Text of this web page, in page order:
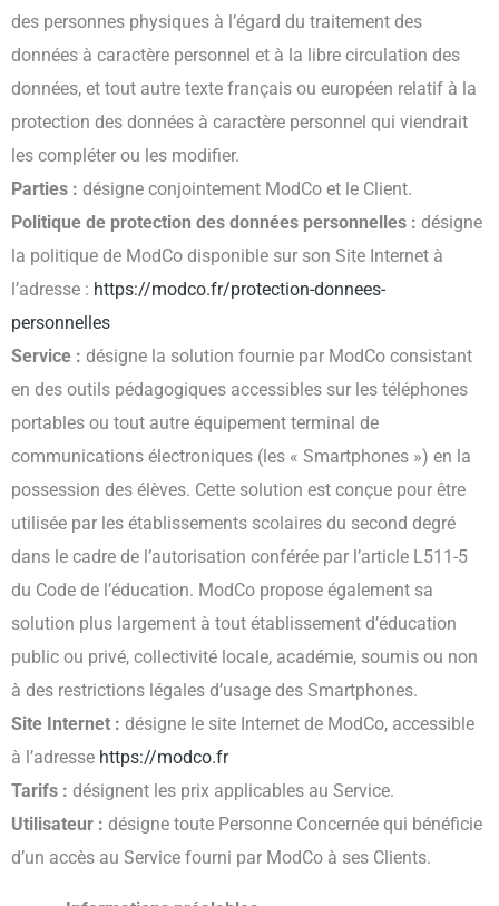
des personnes physiques à l’égard du traitement des
données à caractère personnel et à la libre circulation des
données, et tout autre texte français ou européen relatif à la
protection des données à caractère personnel qui viendrait
les compléter ou les modifier.
Parties : désigne conjointement ModCo et le Client.
Politique de protection des données personnelles : désigne
la politique de ModCo disponible sur son Site Internet à
l’adresse : https://modco.fr/protection-donnees-
personnelles
Service : désigne la solution fournie par ModCo consistant
en des outils pédagogiques accessibles sur les téléphones
portables ou tout autre équipement terminal de
communications électroniques (les « Smartphones ») en la
possession des élèves. Cette solution est conçue pour être
utilisée par les établissements scolaires du second degré
dans le cadre de l’autorisation conférée par l’article L511-5
du Code de l’éducation. ModCo propose également sa
solution plus largement à tout établissement d’éducation
public ou privé, collectivité locale, académie, soumis ou non
à des restrictions légales d’usage des Smartphones.
Site Internet : désigne le site Internet de ModCo, accessible
à l’adresse https://modco.fr
Tarifs : désignent les prix applicables au Service.
Utilisateur : désigne toute Personne Concernée qui bénéficie
d’un accès au Service fourni par ModCo à ses Clients.